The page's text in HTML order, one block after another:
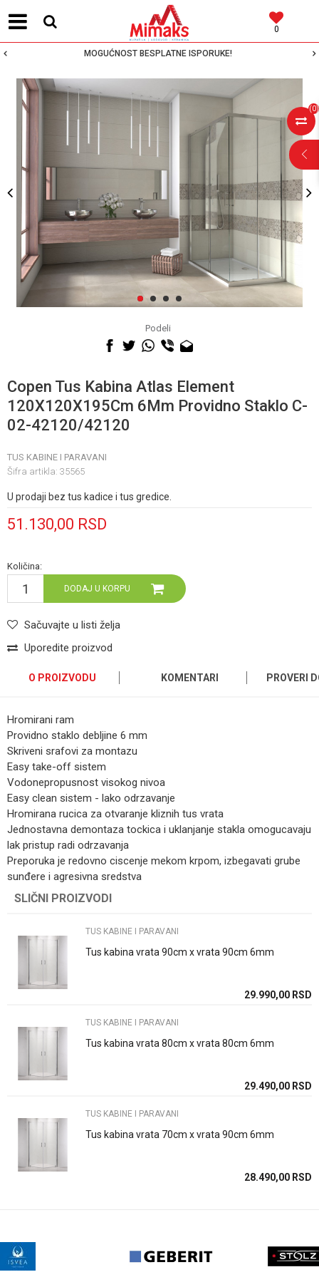
0
MOGUĆNOST BESPLATNE ISPORUKE!
(0)
1 2 3 4
Podeli
Copen Tus Kabina Atlas Element
120X120X195Cm 6Mm Providno Staklo C-
02-42120/42120
TUS KABINE I PARAVANI
Šifra artikla: 35565
U prodaji bez tus kadice i tus gredice.
51.130,00 RSD
Količina:
DODAJ U KORPU
Sačuvajte u listi želja
Uporedite proizvod
POMOĆ PRI
KUPOVINI
Za više informacija,
pomoć i porudžbine
O PROIZVODU KOMENTARI PROVERI
Hromirani ram
Providno staklo debljine 6 mm
Skriveni srafovi za montazu
Easy take-off sistem
Vodonepropusnost visokog nivoa
Easy clean sistem - lako odrzavanje
Hromirana rucica za otvaranje kliznih tus vrata
Jednostavna demontaza tockica i uklanjanje stakla omogucavaju
lak pristup radi odrzavanja
Preporuka je redovno ciscenje mekom krpom, izbegavati grube
sunđere i agresivna sredstva
Ime/Nadimak
SLIČNI PROIZVODI
TUS KABINE I PARAVANI
Tus kabina vrata 90cm x vrata 90cm 6mm
29.990,00 RSD
TUS KABINE I PARAVANI
Tus kabina vrata 80cm x vrata 80cm 6mm
29.490,00 RSD
TUS KABINE I PARAVANI
Tus kabina vrata 70cm x vrata 90cm 6mm
28.490,00 RSD